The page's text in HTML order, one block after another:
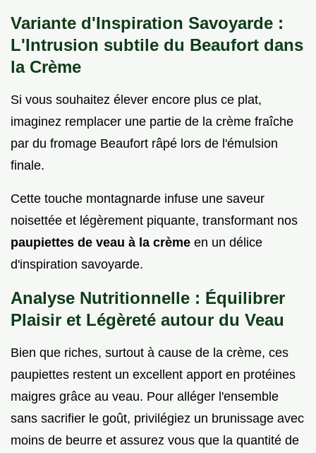
Variante d'Inspiration Savoyarde :
L'Intrusion subtile du Beaufort dans
la Crème
Si vous souhaitez élever encore plus ce plat,
imaginez remplacer une partie de la crème fraîche
par du fromage Beaufort râpé lors de l'émulsion
finale.
Cette touche montagnarde infuse une saveur
noisettée et légèrement piquante, transformant nos
paupiettes de veau à la crème en un délice
d'inspiration savoyarde.
Analyse Nutritionnelle : Équilibrer
Plaisir et Légèreté autour du Veau
Bien que riches, surtout à cause de la crème, ces
paupiettes restent un excellent apport en protéines
maigres grâce au veau. Pour alléger l'ensemble
sans sacrifier le goût, privilégiez un brunissage avec
moins de beurre et assurez vous que la quantité de